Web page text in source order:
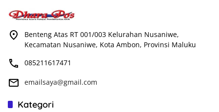
Benteng Atas RT 001/003 Kelurahan Nusaniwe,
Kecamatan Nusaniwe, Kota Ambon, Provinsi Maluku
085211617471
emailsaya@gmail.com
Kategori